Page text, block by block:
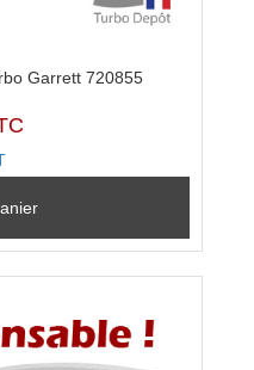
Garrett 720855